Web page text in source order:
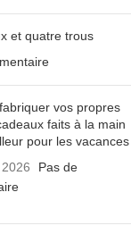
et quatre trous
vos propres
faits à la main
pour les vacances
Pas de